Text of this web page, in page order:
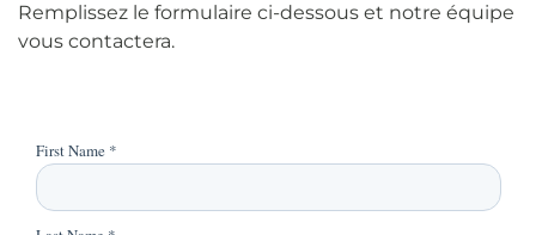
Remplissez le formulaire ci-dessous et notre équipe
vous contactera.